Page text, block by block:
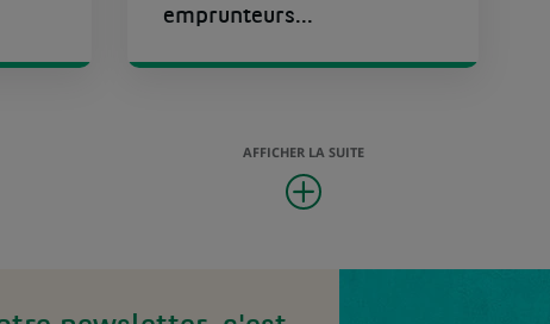
emprunteurs...
AFFICHER LA SUITE